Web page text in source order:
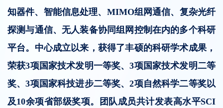
知器件、智能信息处理、MIMO组网通信、复杂光纤
探测与通信、无人装备协同组网控制在内的多个科研
平台。中心成立以来，获得了丰硕的科研学术成果，
荣获3项国家技术发明一等奖、3项国家技术发明二等
奖、3项国家科技进步二等奖、2项自然科学二等奖以
及10余项省部级奖项。团队成员共计发表高水平SCI